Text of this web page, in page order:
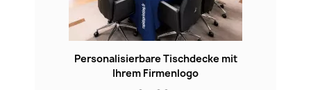
Personalisierbare Tischdecke mit
Ihrem Firmenlogo